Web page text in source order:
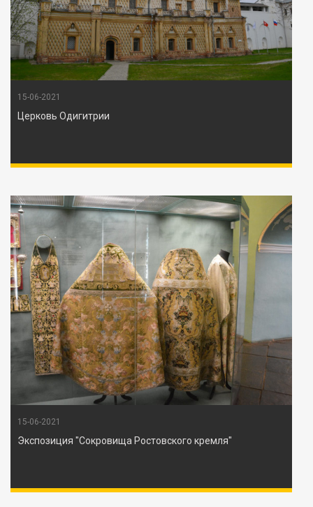
15-06-2021
Церковь Одигитрии
15-06-2021
Экспозиция "Сокровища Ростовского кремля"